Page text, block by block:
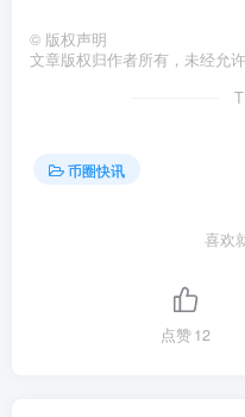
© 版权声明
文章版权归作者所有，未经允许
币圈快讯
喜欢
点赞12